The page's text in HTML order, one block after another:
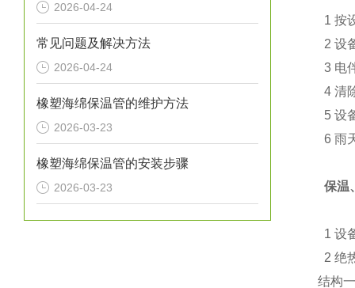
2026-04-24
常见问题及解决方法
2026-04-24
橡塑海绵保温管的维护方法
2026-03-23
橡塑海绵保温管的安装步骤
2026-03-23
1 按
2 设
3 电
4 清
5 设
6 雨
保温
1 设
2 绝
结构